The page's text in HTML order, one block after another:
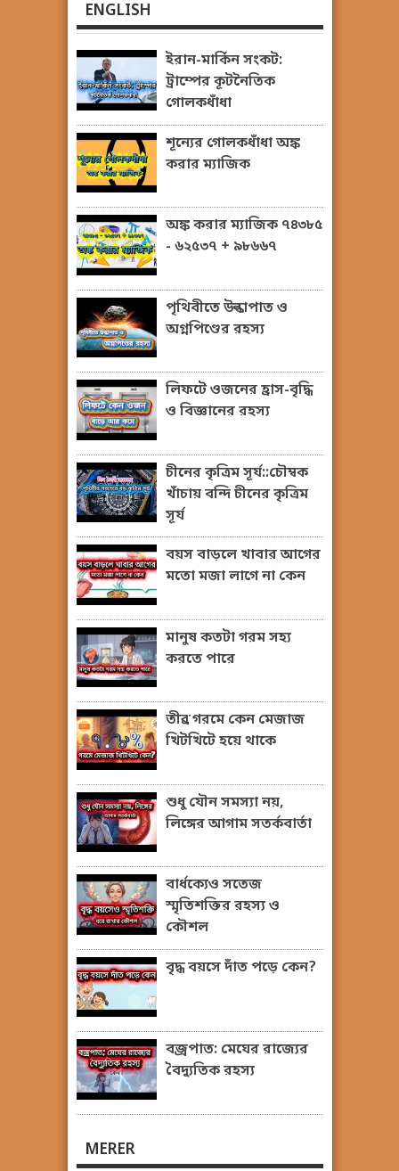
ENGLISH
ইরান-মার্কিন সংকট:
ট্রাম্পের কূটনৈতিক
গোলকধাঁধা
শূন্যের গোলকধাঁধা অঙ্ক
করার ম্যাজিক
অঙ্ক করার ম্যাজিক ৭৪৩৮৫
- ৬২৫৩৭ + ৯৮৬৬৭
পৃথিবীতে উল্কাপাত ও
অগ্নপিণ্ডের রহস্য
লিফটে ওজনের হ্রাস-বৃদ্ধি
ও বিজ্ঞানের রহস্য
চীনের কৃত্রিম সূর্য::চৌম্বক
খাঁচায় বন্দি চীনের কৃত্রিম
সূর্য
বয়স বাড়লে খাবার আগের
মতো মজা লাগে না কেন
মানুষ কতটা গরম সহ্য
করতে পারে
তীব্র গরমে কেন মেজাজ
খিটখিটে হয়ে থাকে
শুধু যৌন সমস্যা নয়,
লিঙ্গের আগাম সতর্কবার্তা
বার্ধক্যেও সতেজ
স্মৃতিশক্তির রহস্য ও
কৌশল
বৃদ্ধ বয়সে দাঁত পড়ে কেন?
বজ্রপাত: মেঘের রাজ্যের
বৈদ্যুতিক রহস্য
MERER